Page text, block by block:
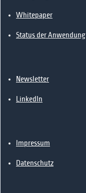
Whitepaper
Status der Anwendung
Newsletter
LinkedIn
Impressum
Datenschutz